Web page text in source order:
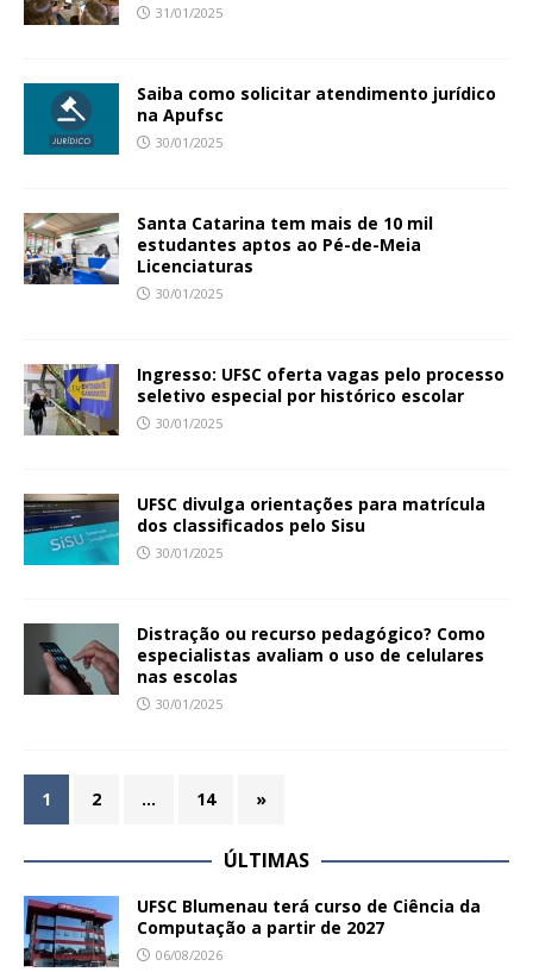
31/01/2025
Saiba como solicitar atendimento jurídico
na Apufsc
30/01/2025
Santa Catarina tem mais de 10 mil
estudantes aptos ao Pé-de-Meia
Licenciaturas
30/01/2025
Ingresso: UFSC oferta vagas pelo processo
seletivo especial por histórico escolar
30/01/2025
UFSC divulga orientações para matrícula
dos classificados pelo Sisu
30/01/2025
Distração ou recurso pedagógico? Como
especialistas avaliam o uso de celulares
nas escolas
30/01/2025
1 2 … 14 »
ÚLTIMAS
UFSC Blumenau terá curso de Ciência da
Computação a partir de 2027
06/08/2026